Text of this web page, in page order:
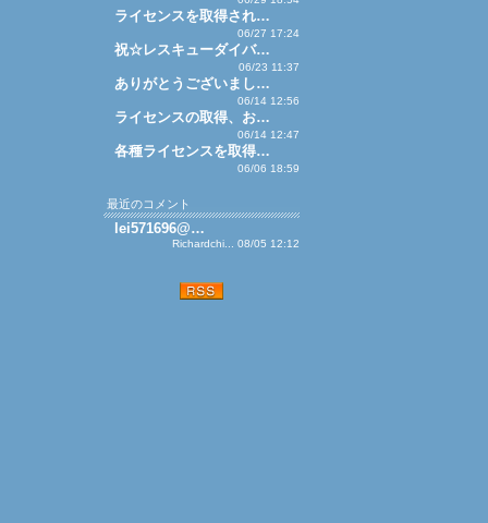
ライセンスを取得され…
06/27 17:24
祝☆レスキューダイバ…
06/23 11:37
ありがとうございまし…
06/14 12:56
ライセンスの取得、お…
06/14 12:47
各種ライセンスを取得…
06/06 18:59
最近のコメント
lei571696@…
Richardchi... 08/05 12:12